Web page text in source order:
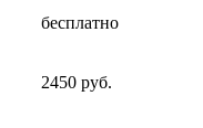
бесплатно
2450 руб.